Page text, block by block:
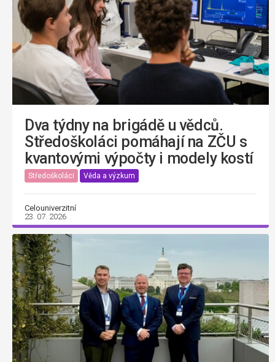
Dva týdny na brigádě u vědců.
Středoškoláci pomáhají na ZČU s
kvantovými výpočty i modely kostí
Středoškoláci Věda a výzkum
Celouniverzitní
23. 07. 2026